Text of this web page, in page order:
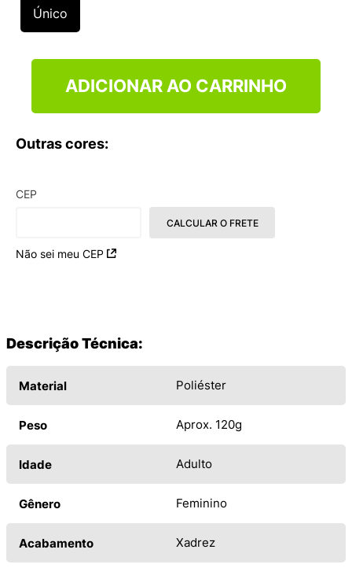
Único
ADICIONAR AO CARRINHO
Outras cores:
CEP
Não sei meu CEP
CALCULAR O FRETE
Descrição Técnica:
Material Poliéster
Peso Aprox. 120g
Idade Adulto
Gênero Feminino
Acabamento Xadrez
º
NEW 530
10º VANS TÊNIS VANS ULTRARANGE